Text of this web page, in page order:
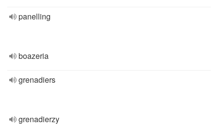
panelling
boazeria
grenadiers
grenadierzy